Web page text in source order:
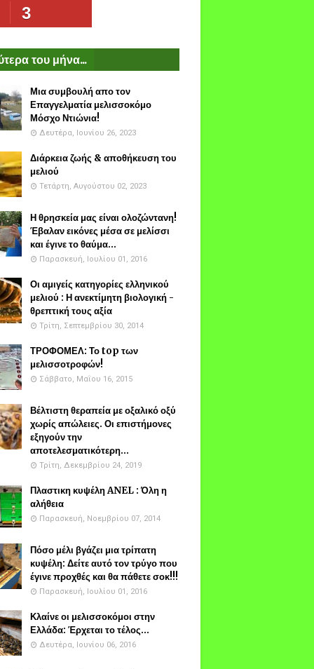
3
του μήνα...
Μια συμβουλή απο τον
Επαγγελματία μελισσοκόμο
Μόσχο Ντιώνια!
Δευτέρα, Ιουνίου 26, 2023
Διάρκεια ζωής & αποθήκευση του
μελιού
Τετάρτη, Αυγούστου 02, 2023
Η θρησκεία μας είναι ολοζώντανη!
Έβαλαν εικόνες μέσα σε μελίσσι
και έγινε το θαύμα...
Παρασκευή, Ιουλίου 01, 2016
Οι αμιγείς κατηγορίες ελληνικού
μελιού : Η ανεκτίμητη βιολογική -
θρεπτική τους αξία
Τρίτη, Σεπτεμβρίου 30, 2014
ΤΡΟΦΟΜΕΛ: Το top των
μελισσοτροφών!
Σάββατο, Μαΐου 16, 2015
Βέλτιστη θεραπεία με οξαλικό οξύ
χωρίς απώλειες. Οι επιστήμονες
εξηγούν την
αποτελεσματικότερη...
Τρίτη, Δεκεμβρίου 24, 2019
Πλαστικη κυψέλη ANEL : Όλη η
αλήθεια
Παρασκευή, Νοεμβρίου 07, 2014
Πόσο μέλι βγάζει μια τρίπατη
κυψέλη: Δείτε αυτό τον τρύγο που
έγινε προχθές και θα πάθετε σοκ!!!
Παρασκευή, Ιουλίου 01, 2016
Κλαίνε οι μελισσοκόμοι στην
Ελλάδα: Έρχεται το τέλος...
Δευτέρα, Ιουνίου 06, 2016